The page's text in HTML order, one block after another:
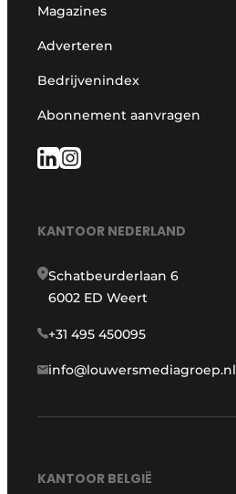
Magazines
Adverteren
Bedrijvenindex
Abonnement aanvragen
KANTOOR NEDERLAND
Schatbeurderlaan 6
6002 ED Weert
+31 495 450095
info@louwersmediagroep.nl
KANTOOR BELGIË